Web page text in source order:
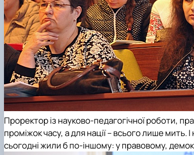
Проректор із науково-педагогічної роботи,
проміжок часу, а для нації – всього лише
сьогодні жили б по-іншому: у правовому,